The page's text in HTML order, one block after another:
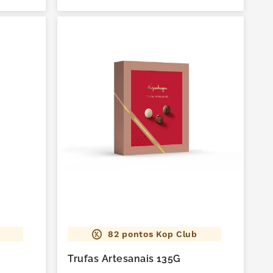
82 pontos Kop Club
Trufas Artesanais 135G